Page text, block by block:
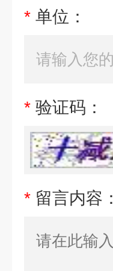
* 单位：
* 验证码：
* 留言内容：